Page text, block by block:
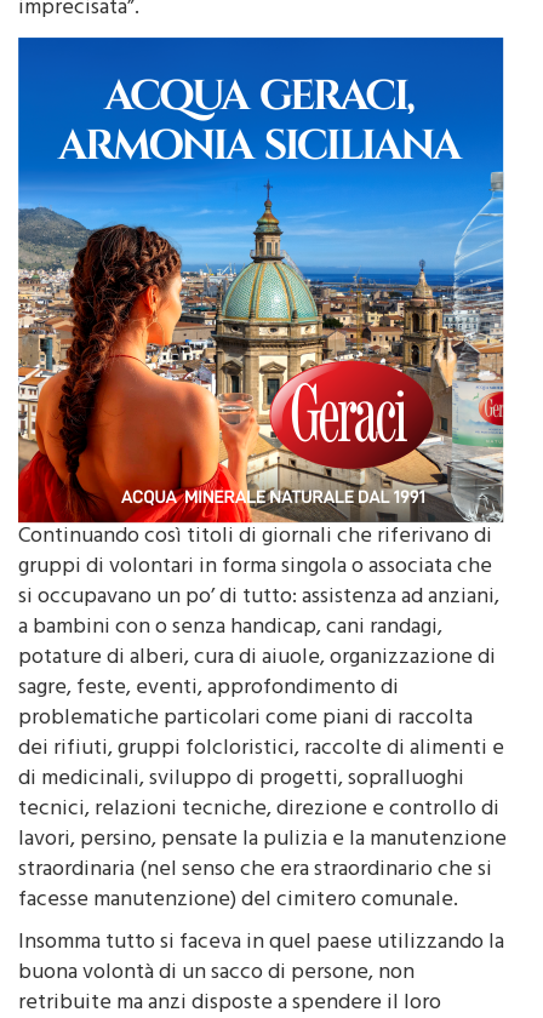
Continuando così titoli di giornali che riferivano di
gruppi di volontari in forma singola o associata che
si occupavano un po’ di tutto: assistenza ad anziani,
a bambini con o senza handicap, cani randagi,
potature di alberi, cura di aiuole, organizzazione di
sagre, feste, eventi, approfondimento di
problematiche particolari come piani di raccolta
dei rifiuti, gruppi folcloristici, raccolte di alimenti e
di medicinali, sviluppo di progetti, sopralluoghi
tecnici, relazioni tecniche, direzione e controllo di
lavori, persino, pensate la pulizia e la manutenzione
straordinaria (nel senso che era straordinario che si
facesse manutenzione) del cimitero comunale.
Insomma tutto si faceva in quel paese utilizzando la
buona volontà di un sacco di persone, non
retribuite ma anzi disposte a spendere il loro
tempo e il loro denaro per sopperire alle